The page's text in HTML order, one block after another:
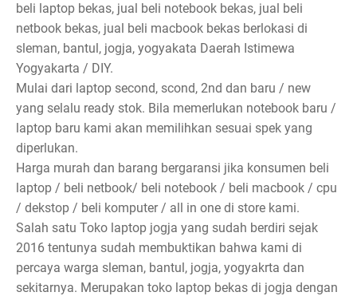
beli laptop bekas, jual beli notebook bekas, jual beli
netbook bekas, jual beli macbook bekas berlokasi di
sleman, bantul, jogja, yogyakata Daerah Istimewa
Yogyakarta / DIY.
Mulai dari laptop second, scond, 2nd dan baru / new
yang selalu ready stok. Bila memerlukan notebook baru /
laptop baru kami akan memilihkan sesuai spek yang
diperlukan.
Harga murah dan barang bergaransi jika konsumen beli
laptop / beli netbook/ beli notebook / beli macbook / cpu
/ dekstop / beli komputer / all in one di store kami.
Salah satu Toko laptop jogja yang sudah berdiri sejak
2016 tentunya sudah membuktikan bahwa kami di
percaya warga sleman, bantul, jogja, yogyakrta dan
sekitarnya. Merupakan toko laptop bekas di jogja dengan